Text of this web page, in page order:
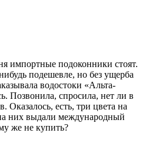
импортные подоконники стоят.
подешевле, но без ущерба
водостоки «Альта-
Позвонила, спросила, нет ли в
Оказалось, есть, три цвета на
них выдали международный
же не купить?